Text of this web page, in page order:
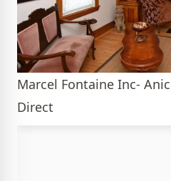
Marcel Fontaine Inc-
Direct